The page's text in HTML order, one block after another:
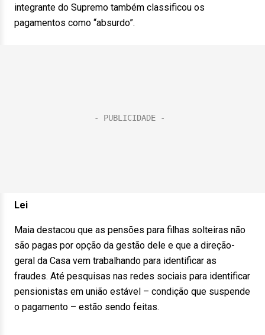
integrante do Supremo também classificou os
pagamentos como “absurdo”.
Lei
Maia destacou que as pensões para filhas solteiras não
são pagas por opção da gestão dele e que a direção-
geral da Casa vem trabalhando para identificar as
fraudes. Até pesquisas nas redes sociais para identificar
pensionistas em união estável – condição que suspende
o pagamento – estão sendo feitas.